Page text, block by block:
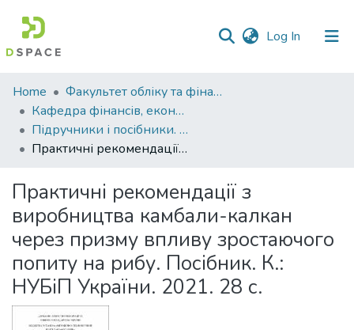
Log In (current)
Communities
&
Collections
All of DSpace
Statistics
Home
Факультет обліку та фінансів
Кафедра фінансів, економічних досліджень і туризму
Підручники і посібники. Кафедра фінансів, економічних досліджень і туризму
Практичні рекомендації з виробництва камбали-калкан через призму впливу зростаючого попиту на рибу. Посібник. К.: НУБіП України. 2021. 28 с.
Практичні рекомендації з
виробництва камбали-калкан
через призму впливу зростаючого
попиту на рибу. Посібник. К.:
НУБіП України. 2021. 28 с.